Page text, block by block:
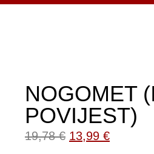
NOGOMET
POVIJEST)
19,78€ 13,99 €